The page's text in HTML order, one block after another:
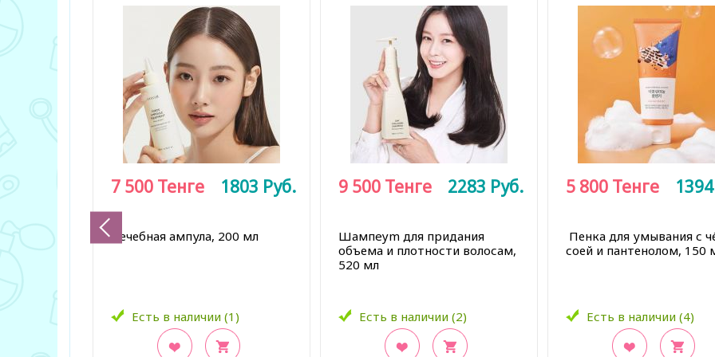
Лечебная ампула, 200 мл
Есть в наличии (1)
7 500 Тенге 1803 Руб.
Шампeym для придания
объема и плотности волосам,
520 мл
Есть в наличии (2)
9 500 Тенге 2283 Руб.
Пенка для умывания с
соей и пантенолом, 150
Есть в наличии (4)
5 800 Тенге